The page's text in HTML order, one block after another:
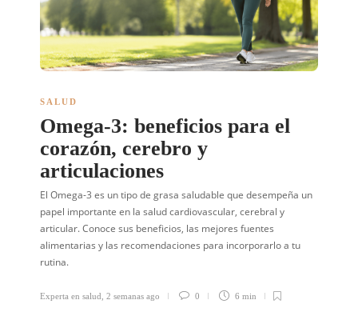
SALUD
Omega-3: beneficios para el
corazón, cerebro y
articulaciones
El Omega-3 es un tipo de grasa saludable que desempeña un
papel importante en la salud cardiovascular, cerebral y
articular. Conoce sus beneficios, las mejores fuentes
alimentarias y las recomendaciones para incorporarlo a tu
rutina.
Experta en salud 2 semanas ago 0 6 min